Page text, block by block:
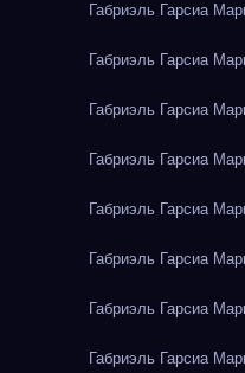
Габриэль Гарсиа
Габриэль Гарсиа
Габриэль Гарсиа
Габриэль Гарсиа
Габриэль Гарсиа
Габриэль Гарсиа
Габриэль Гарсиа
Габриэль Гарсиа